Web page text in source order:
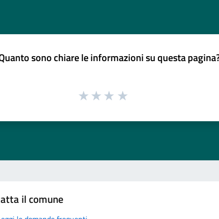
sono chiare le informazioni su questa
il comune